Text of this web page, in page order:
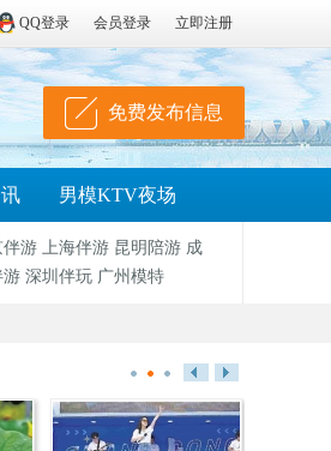
QQ登录 会员登录 立即注册
免费发布信息
男模KTV夜场
伴游 上海伴游 昆明陪游 成
游 深圳伴玩 广州模特